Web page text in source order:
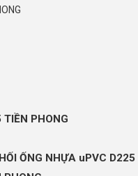
PHONG
ỐNG NHỰA uPVC D225